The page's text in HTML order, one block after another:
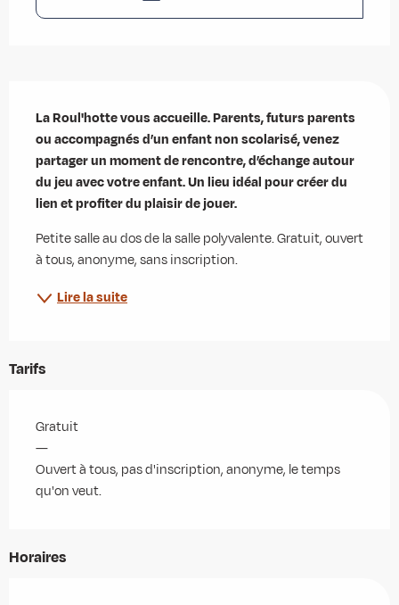
La Roul'hotte vous accueille. Parents, futurs parents
ou accompagnés d’un enfant non scolarisé, venez
partager un moment de rencontre, d’échange autour
du jeu avec votre enfant. Un lieu idéal pour créer du
lien et profiter du plaisir de jouer.
Petite salle au dos de la salle polyvalente. Gratuit, ouvert
à tous, anonyme, sans inscription.
Lire la suite
Tarifs
Gratuit
—
Ouvert à tous, pas d'inscription, anonyme, le temps
qu'on veut.
Horaires